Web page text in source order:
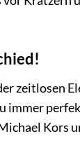
zeitlosen
immer
Kors